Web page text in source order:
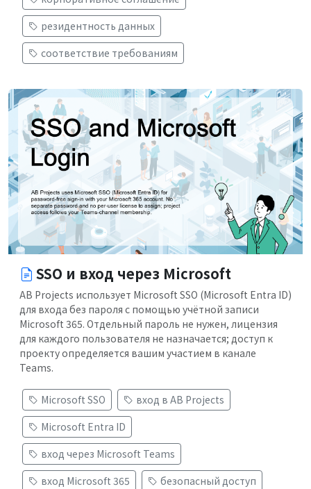
резидентность данных
соответствие требованиям
SSO и вход через Microsoft
AB Projects использует Microsoft SSO (Microsoft Entra ID)
для входа без пароля с помощью учётной записи
Microsoft 365. Отдельный пароль не нужен, лицензия
для каждого пользователя не назначается; доступ к
проекту определяется вашим участием в канале
Teams.
Microsoft SSO
вход в AB Projects
Microsoft Entra ID
вход через Microsoft Teams
вход Microsoft 365
безопасный доступ